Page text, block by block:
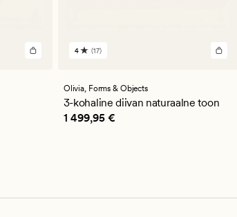
17
hinnanguga
4
4 (17)
Olivia, Forms & Objects
3-kohaline diivan naturaalne toon
Pris_ee 1 499,95 €
1 499,95 €